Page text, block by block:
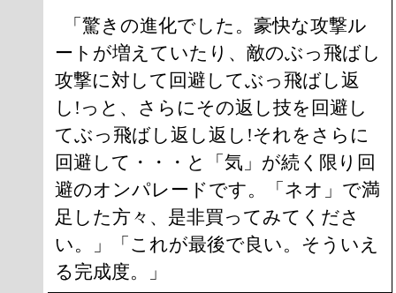
「驚きの進化でした。豪快な攻撃ル
ートが増えていたり、敵のぶっ飛ばし
攻撃に対して回避してぶっ飛ばし返
し!っと、さらにその返し技を回避し
てぶっ飛ばし返し返し!それをさらに
回避して・・・と「気」が続く限り回
避のオンパレードです。「ネオ」で満
足した方々、是非買ってみてくださ
い。」「これが最後で良い。そういえ
る完成度。」